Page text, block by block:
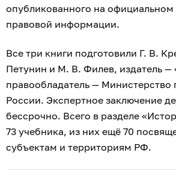
опубликованного на официальном
правовой информации.
Все три книги подготовили Г. В.
Петунин и М. В. Филев, издатель —
правообладатель — Министерство
России. Экспертное заключение
бессрочно. Всего в разделе
73 учебника, из них ещё 70
субъектам и территориям РФ.